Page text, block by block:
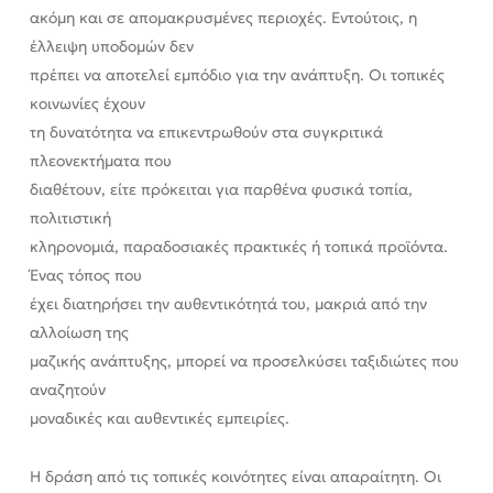
ακόμη και σε απομακρυσμένες περιοχές. Εντούτοις, η
έλλειψη υποδομών δεν
πρέπει να αποτελεί εμπόδιο για την ανάπτυξη. Οι τοπικές
κοινωνίες έχουν
τη δυνατότητα να επικεντρωθούν στα συγκριτικά
πλεονεκτήματα που
διαθέτουν, είτε πρόκειται για παρθένα φυσικά τοπία,
πολιτιστική
κληρονομιά, παραδοσιακές πρακτικές ή τοπικά προϊόντα.
Ένας τόπος που
έχει διατηρήσει την αυθεντικότητά του, μακριά από την
αλλοίωση της
μαζικής ανάπτυξης, μπορεί να προσελκύσει ταξιδιώτες που
αναζητούν
μοναδικές και αυθεντικές εμπειρίες.
Η δράση από τις τοπικές κοινότητες είναι απαραίτητη. Οι